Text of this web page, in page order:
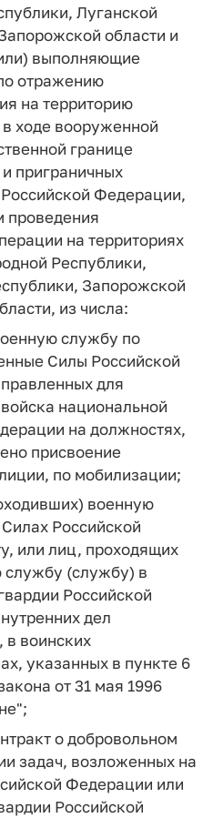
Луганской
области и
выполняющие
отражению
на территорию
ходе вооруженной
границе
приграничных
Федерации,
проведения
на территориях
Республики,
Запорожской
из числа:
службу по
Силы Российской
для
национальной
на должностях,
присвоение
по мобилизации;
военную
Российской
или лиц, проходящих
(службу) в
Российской
дел
в воинских
указанных в пункте 6
от 31 мая 1996
о добровольном
задач, возложенных на
Федерации или
Российской